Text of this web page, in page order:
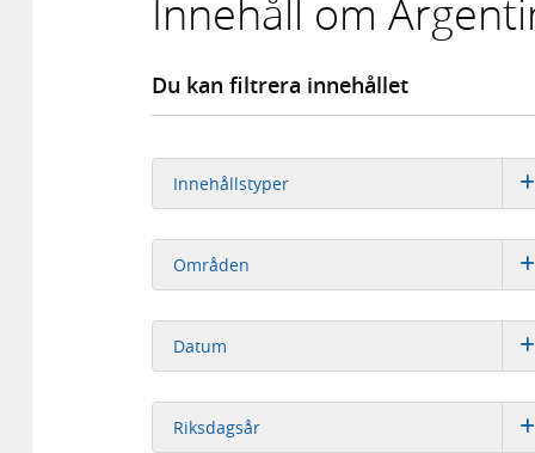
Innehåll om
Du kan filtrera innehållet
Innehållstyper
Områden
Datum
Riksdagsår